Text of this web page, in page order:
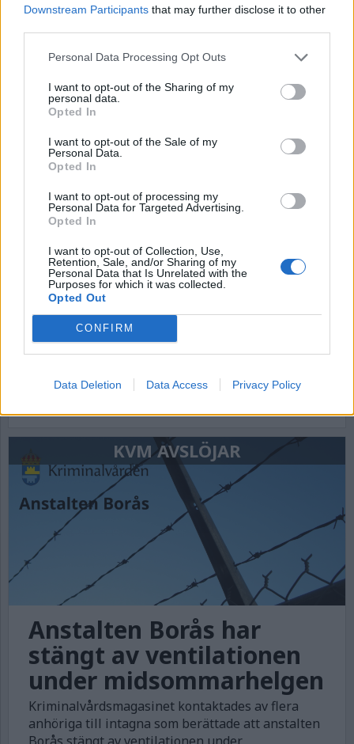
Downstream Participants that may further disclose it to other
Personal Data Processing Opt Outs
I want to opt-out of the Sharing of my
personal data.
Opted In
I want to opt-out of the Sale of my
Personal Data.
Opted In
I want to opt-out of processing my
Personal Data for Targeted Advertising.
Opted In
I want to opt-out of Collection, Use,
Retention, Sale, and/or Sharing of my
Personal Data that Is Unrelated with the
Purposes for which it was collected.
Opted Out
CONFIRM
Data Deletion Data Access Privacy Policy
KVM AVSLÖJAR
Kriminalvården: ”Det
stämmer inte att
ventilationen varit
avstängd under helgen”
Kriminalvårdsmagasinet avslöjade att ventilation
varit avstängd under midsommarhelgen på
anstalten Borås, något Kriminalvården
Kriminalvården och hävdar att man tidigare sagt
KVM AVSLÖJAR
Anstalten Borås har
stängt av ventilationen
under midsommarhelgen
Kriminalvårdsmagasinet kontaktades av flera
anhöriga till intagna som berättade att anstalten